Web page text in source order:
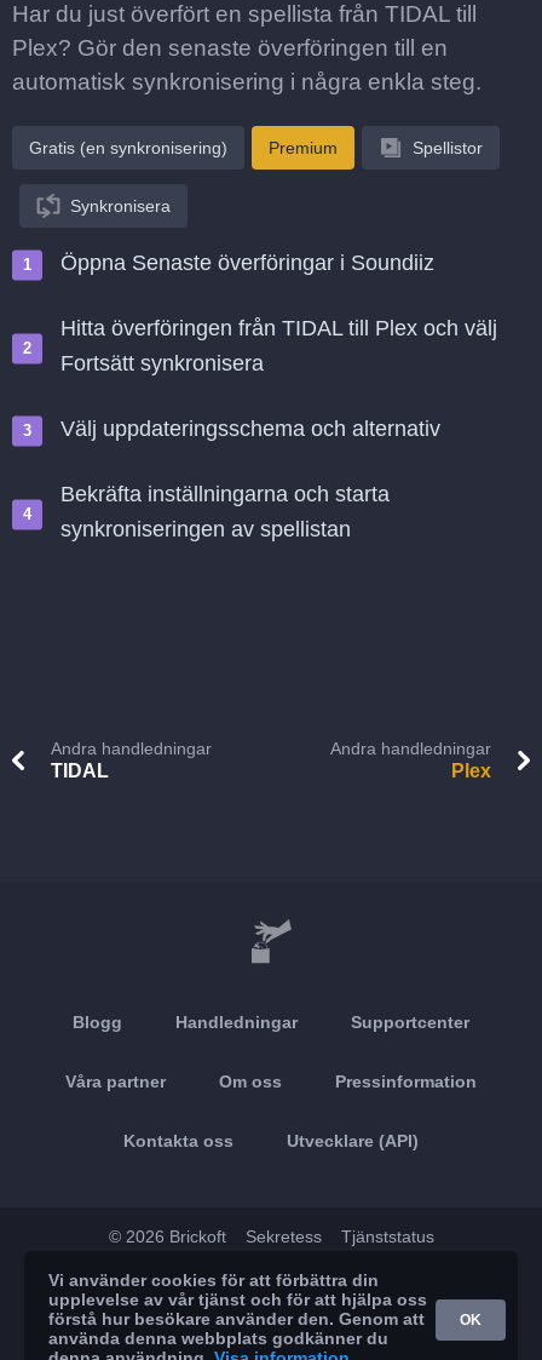
Har du just överfört en spellista från TIDAL till
Plex? Gör den senaste överföringen till en
automatisk synkronisering i några enkla steg.
Gratis (en synkronisering) Premium Spellistor
Synkronisera
Öppna Senaste överföringar i Soundiiz
Hitta överföringen från TIDAL till Plex och välj
Fortsätt synkronisera
Välj uppdateringsschema och alternativ
Bekräfta inställningarna och starta
synkroniseringen av spellistan
Andra handledningar
TIDAL
Andra handledningar
Plex
Blogg Handledningar Supportcenter
Våra partner Om oss Pressinformation
Kontakta oss Utvecklare (API)
© 2026 Brickoft Sekretess Tjänststatus
App Store Google Play
Vi använder cookies för att förbättra din
upplevelse av vår tjänst och för att hjälpa oss
förstå hur besökare använder den. Genom att
använda denna webbplats godkänner du
OK